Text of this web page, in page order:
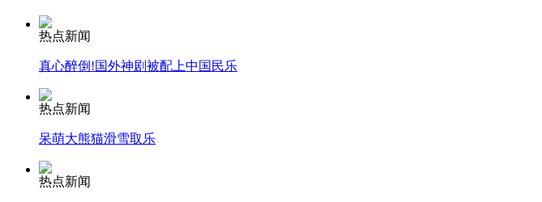
走！跟着总书记去植树
热点新闻
真心醉倒!国外神剧被配上中国民乐
热点新闻
呆萌大熊猫滑雪取乐
热点新闻